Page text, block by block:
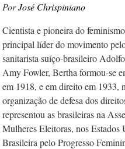
José Chrispiniano
Cientista e pioneira do
principal líder do movimento
sanitarista suíço-brasileiro
Amy Fowler, Bertha formou-se
em 1918, e em direito em 1933,
organização de defesa dos
representou as brasileiras na
Mulheres Eleitoras, nos Estados
Brasileira pelo Progresso